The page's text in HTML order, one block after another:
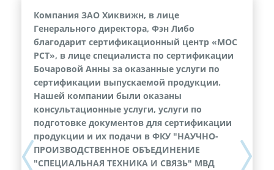
Компания ЗАО Хиквижн, в лице
Генерального директора, Фэн Либо
благодарит сертификационный центр «МОС
РСТ», в лице специалиста по сертификации
Бочаровой Анны за оказанные услуги по
сертификации выпускаемой продукции.
Нашей компании были оказаны
консультационные услуги, услуги по
подготовке документов для сертификации
продукции и их подачи в ФКУ "НАУЧНО-
ПРОИЗВОДСТВЕННОЕ ОБЪЕДИНЕНИЕ
"СПЕЦИАЛЬНАЯ ТЕХНИКА И СВЯЗЬ" МВД
Next